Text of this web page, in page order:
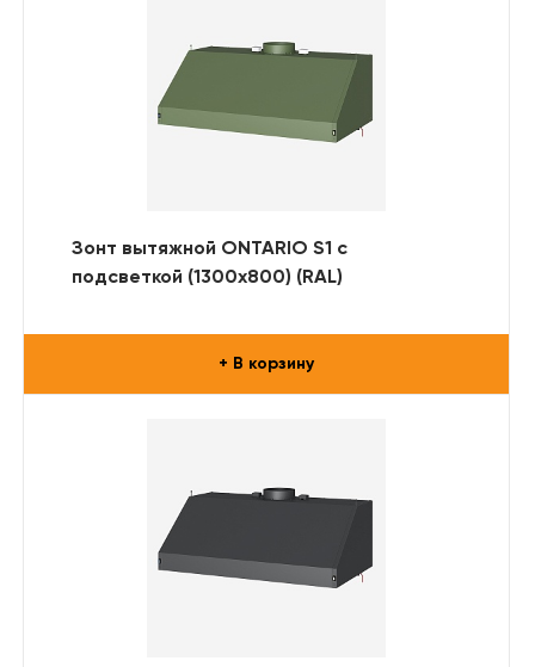
Зонт вытяжной ONTARIO S1 с
подсветкой (1300x800) (RAL)
+ В корзину